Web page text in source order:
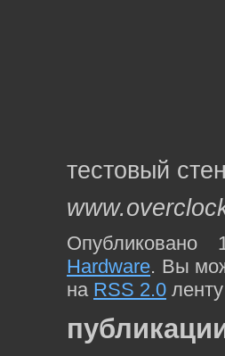
тестовый
Hardware. Вы
на RSS 2.0